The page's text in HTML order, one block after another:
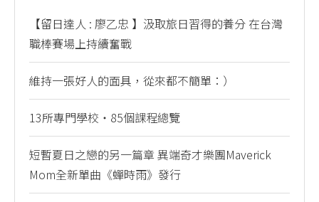
【留日達人 : 廖乙忠 】汲取旅日習得的養分 在台灣
職棒賽場上持續奮戰
維持一張好人的面具，從來都不簡單：）
13所專門學校・85個課程總覽
短暫夏日之戀的另一篇章 異端奇才樂團Maverick
Mom全新單曲《蟬時雨》發行